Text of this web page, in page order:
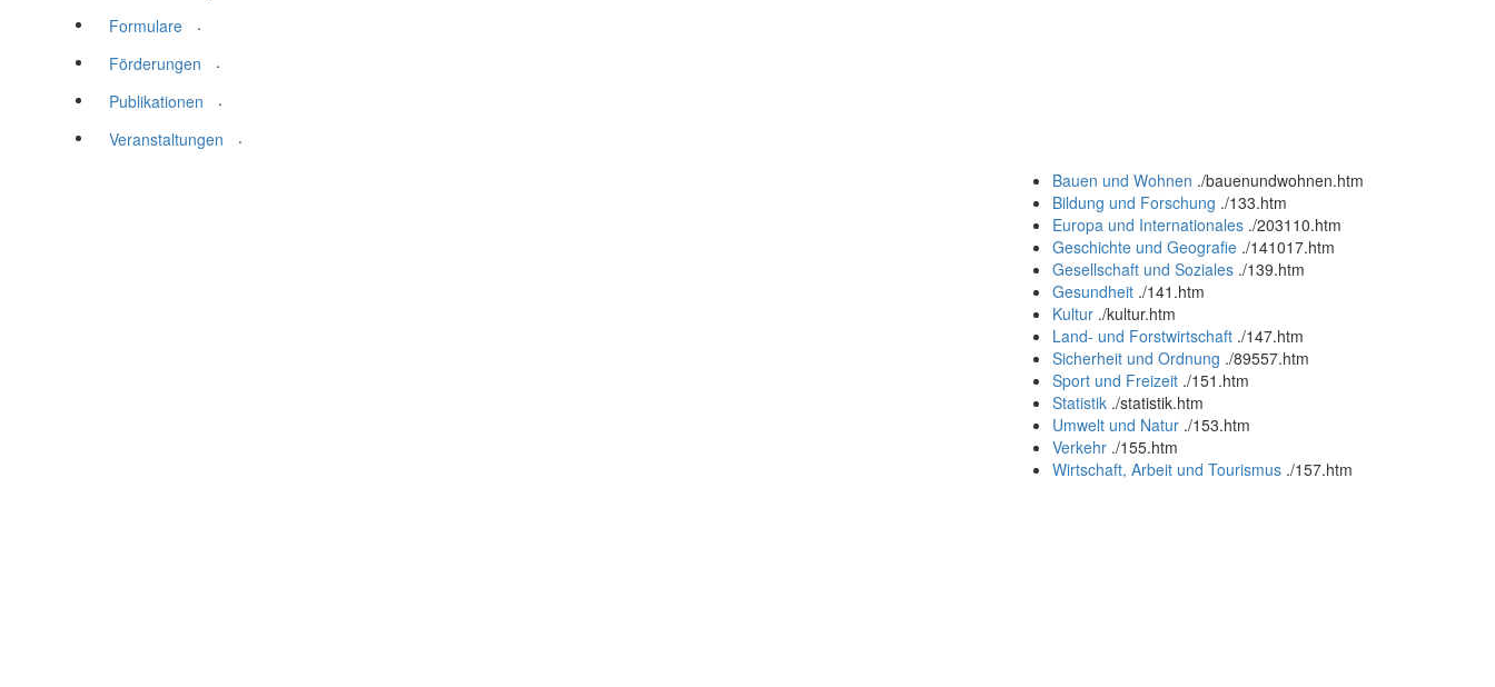
Formulare
.
Förderungen
.
Publikationen
.
Veranstaltungen
.
Bauen und Wohnen ./bauenundwohnen.htm
Bildung und Forschung ./133.htm
Europa und Internationales ./203110.htm
Geschichte und Geografie ./141017.htm
Gesellschaft und Soziales ./139.htm
Gesundheit ./141.htm
Kultur ./kultur.htm
Land- und Forstwirtschaft ./147.htm
Sicherheit und Ordnung ./89557.htm
Sport und Freizeit ./151.htm
Statistik ./statistik.htm
Umwelt und Natur ./153.htm
Verkehr ./155.htm
Wirtschaft, Arbeit und Tourismus ./157.htm